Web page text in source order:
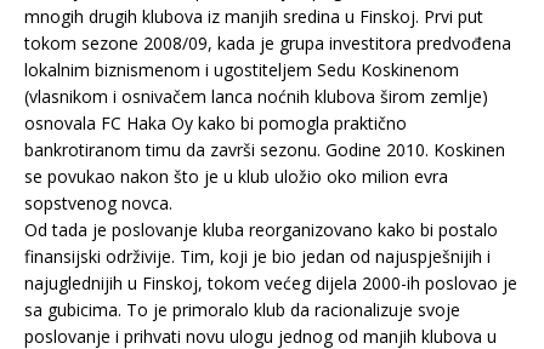
mnogih drugih klubova iz manjih sredina u Finskoj. Prvi put
tokom sezone 2008/09, kada je grupa investitora predvođena
lokalnim biznismenom i ugostiteljem Sedu Koskinenom
(vlasnikom i osnivačem lanca noćnih klubova širom zemlje)
osnovala FC Haka Oy kako bi pomogla praktično
bankrotiranom timu da završi sezonu. Godine 2010. Koskinen
se povukao nakon što je u klub uložio oko milion evra
sopstvenog novca.
Od tada je poslovanje kluba reorganizovano kako bi postalo
finansijski održivije. Tim, koji je bio jedan od najuspješnijih i
najuglednijih u Finskoj, tokom većeg dijela 2000-ih poslovao je
sa gubicima. To je primoralo klub da racionalizuje svoje
poslovanje i prihvati novu ulogu jednog od manjih klubova u